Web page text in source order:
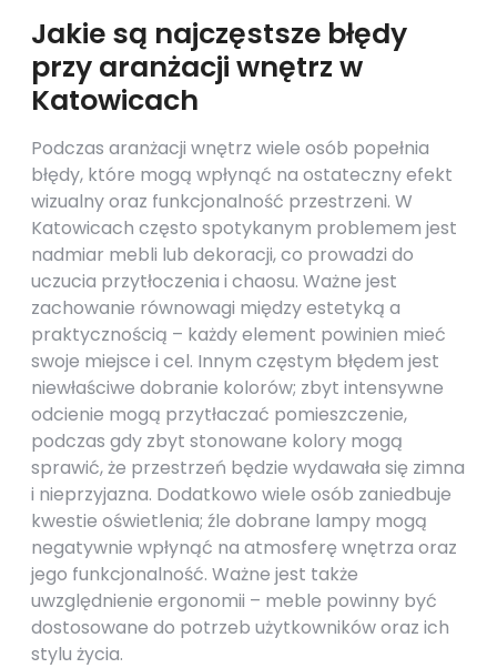
Jakie są najczęstsze błędy
przy aranżacji wnętrz w
Katowicach
Podczas aranżacji wnętrz wiele osób popełnia
błędy, które mogą wpłynąć na ostateczny efekt
wizualny oraz funkcjonalność przestrzeni. W
Katowicach często spotykanym problemem jest
nadmiar mebli lub dekoracji, co prowadzi do
uczucia przytłoczenia i chaosu. Ważne jest
zachowanie równowagi między estetyką a
praktycznością – każdy element powinien mieć
swoje miejsce i cel. Innym częstym błędem jest
niewłaściwe dobranie kolorów; zbyt intensywne
odcienie mogą przytłaczać pomieszczenie,
podczas gdy zbyt stonowane kolory mogą
sprawić, że przestrzeń będzie wydawała się zimna
i nieprzyjazna. Dodatkowo wiele osób zaniedbuje
kwestie oświetlenia; źle dobrane lampy mogą
negatywnie wpłynąć na atmosferę wnętrza oraz
jego funkcjonalność. Ważne jest także
uwzględnienie ergonomii – meble powinny być
dostosowane do potrzeb użytkowników oraz ich
stylu życia.